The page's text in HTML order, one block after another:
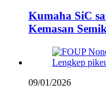
Kumaha SiC
Kemasan
09/01/2026